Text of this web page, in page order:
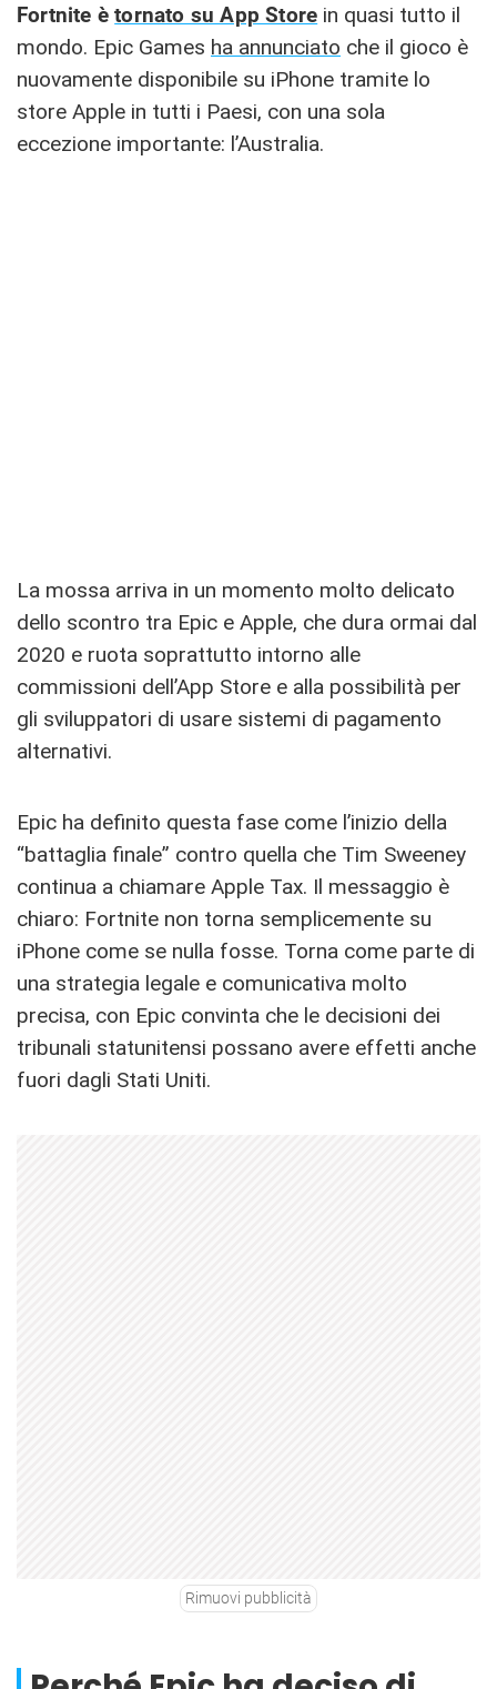
Fortnite ètornato su App Store in quasi tutto il
mondo. Epic Games ha annunciato che il gioco è
nuovamente disponibile su iPhone tramite lo
store Apple in tutti i Paesi, con una sola
eccezione importante: l’Australia.
La mossa arriva in un momento molto delicato
dello scontro tra Epic e Apple, che dura ormai dal
2020 e ruota soprattutto intorno alle
commissioni dell’App Store e alla possibilità per
gli sviluppatori di usare sistemi di pagamento
alternativi.
Epic ha definito questa fase come l’inizio della
“battaglia finale” contro quella che Tim Sweeney
continua a chiamare Apple Tax. Il messaggio è
chiaro: Fortnite non torna semplicemente su
iPhone come se nulla fosse. Torna come parte di
una strategia legale e comunicativa molto
precisa, con Epic convinta che le decisioni dei
tribunali statunitensi possano avere effetti anche
fuori dagli Stati Uniti.
Rimuovi pubblicità